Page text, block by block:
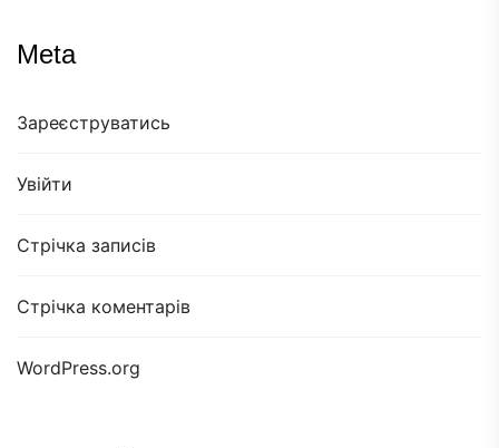
Meta
Зареєструватись
Увійти
Стрічка записів
Стрічка коментарів
WordPress.org